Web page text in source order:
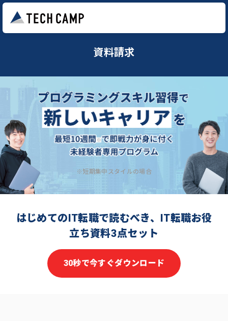
資料請求
※短期集中スタイルの場合
はじめてのIT転職で読むべき、IT転職お役
立ち資料3点セット
30秒で今すぐダウンロード